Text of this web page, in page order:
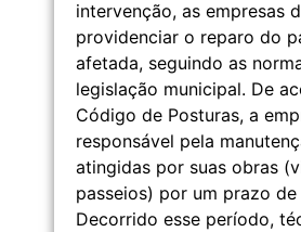
intervenção, as empresas
providenciar o reparo do
afetada, seguindo as
legislação municipal. De
Código de Posturas, a
responsável pela
atingidas por suas obras
passeios) por um prazo
Decorrido esse período,